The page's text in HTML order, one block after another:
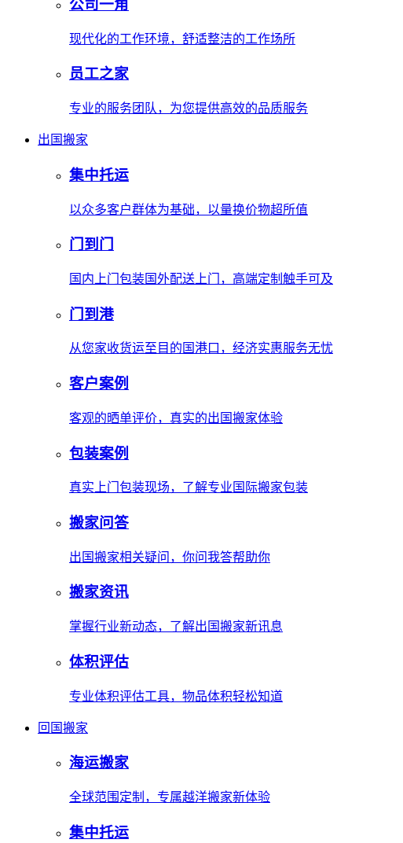
公司一角
现代化的工作环境，舒适整洁的工作场所
员工之家
专业的服务团队，为您提供高效的品质服务
出国搬家
集中托运
以众多客户群体为基础，以量换价物超所值
门到门
国内上门包装国外配送上门，高端定制触手可及
门到港
从您家收货运至目的国港口，经济实惠服务无忧
客户案例
客观的晒单评价，真实的出国搬家体验
包装案例
真实上门包装现场，了解专业国际搬家包装
搬家问答
出国搬家相关疑问，你问我答帮助你
搬家资讯
掌握行业新动态，了解出国搬家新讯息
体积评估
专业体积评估工具，物品体积轻松知道
回国搬家
海运搬家
全球范围定制，专属越洋搬家新体验
集中托运